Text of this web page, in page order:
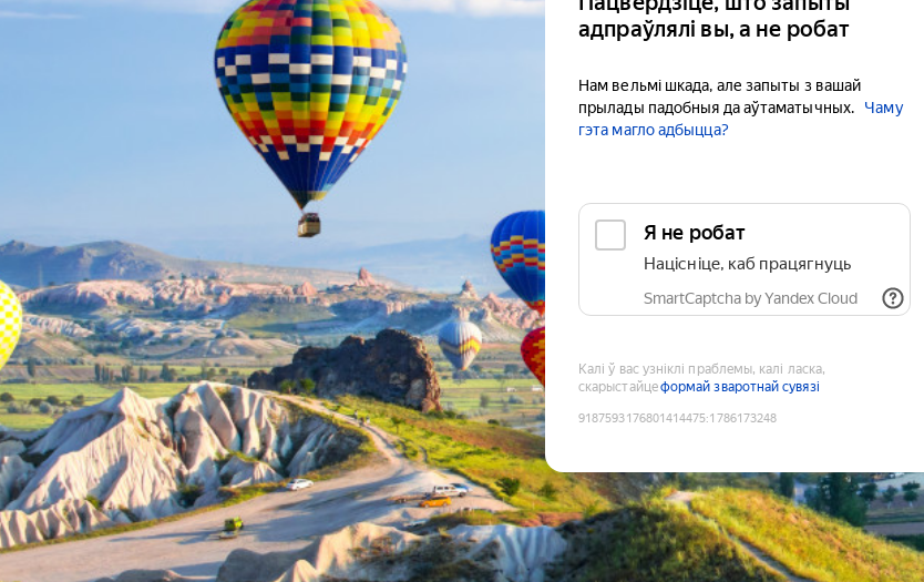
адпраўлялі вы, а не робат
Нам вельмі шкада, але запыты з вашай
прылады падобныя да аўтаматычных.
Чаму
гэта магло адбыцца?
Я не робат
Націсніце, каб працягнуць
SmartCaptcha by Yandex Cloud
Калі ў вас узніклі праблемы, калі ласка,
скарыстайцеформай зваротнай сувязі
9187593176801414475:1786173248